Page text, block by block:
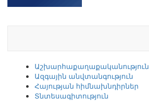
Աշխարհաքաղաքականություն
Ազգային անվտանգություն
Հայության հիմնախնդիրներ
Տնտեսագիտություն